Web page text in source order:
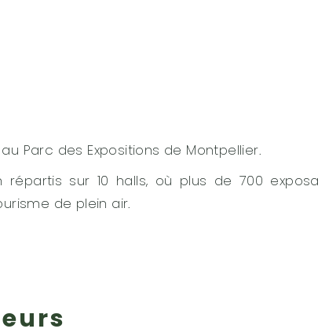
au Parc des Expositions de Montpellier.
sur 10 halls, où plus de 700
de plein air.